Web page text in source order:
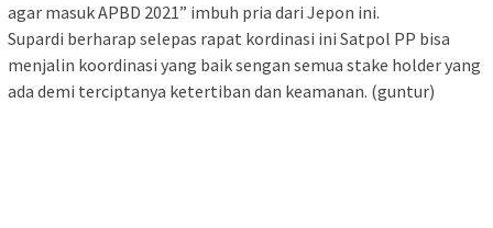
agar masuk APBD 2021” imbuh pria dari Jepon ini.
Supardi berharap selepas rapat kordinasi ini Satpol PP bisa
menjalin koordinasi yang baik sengan semua stake holder yang
ada demi terciptanya ketertiban dan keamanan. (guntur)